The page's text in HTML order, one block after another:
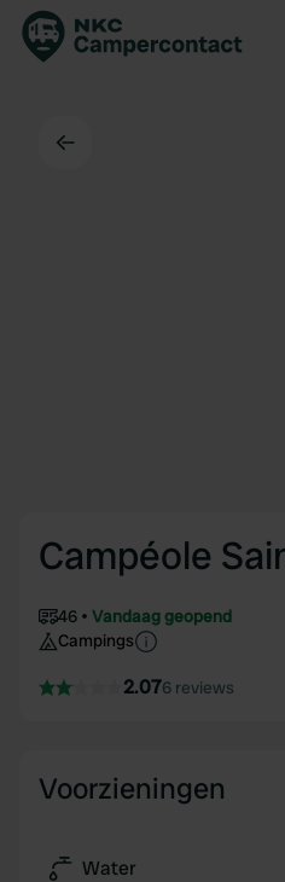
Campéole
46
Vandaag geopend
Campings
2.076 reviews
Voorzieningen
Water